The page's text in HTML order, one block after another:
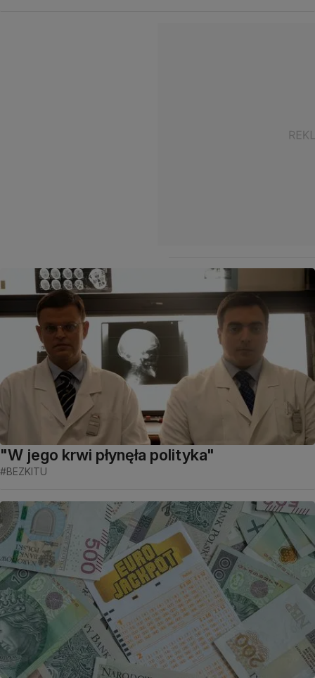
"W jego krwi płynęła polityka"
#BEZKITU